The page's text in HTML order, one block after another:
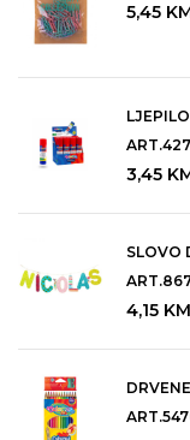
Table i pribor za
Torbe i mape
Torbe modne,
Ukrasni asortiman
Vrecice darovne
5,45
3,45
SLOVO
4,15 KM